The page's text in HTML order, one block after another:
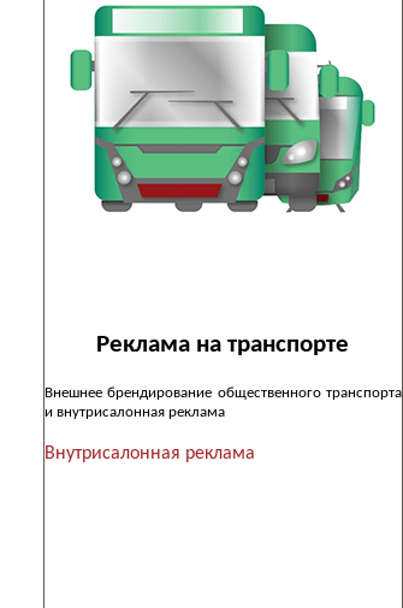
Реклама на транспорте
Внешнее брендирование общественного транспорта
и внутрисалонная реклама
Внутрисалонная реклама